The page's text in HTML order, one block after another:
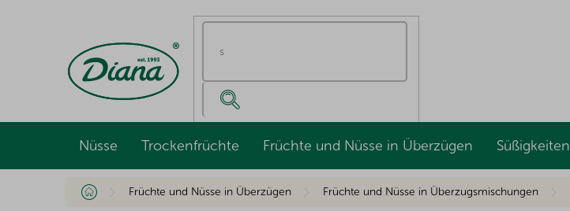
Nüsse Trockenfrüchte Früchte und Nüsse in Überzügen Süßigkeiten
StartseiteFrüchte und Nüsse in Überzügen Früchte und Nüsse in Überzugsmischungen